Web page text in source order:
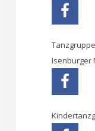
Tanzgruppe
Isenburger